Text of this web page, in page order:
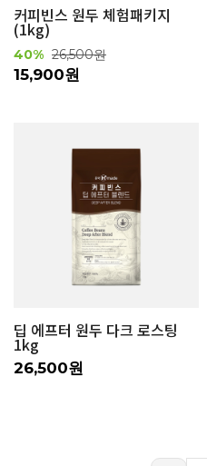
커피빈스 원두 체험패키지
(1kg)
40% 26,500원
15,900원
딥 에프터 원두 다크 로스팅
1kg
26,500원